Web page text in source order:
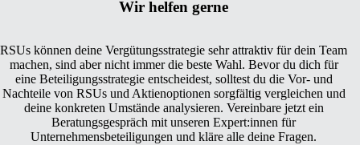
Wir helfen gerne
RSUs können deine Vergütungsstrategie sehr attraktiv für dein Team
machen, sind aber nicht immer die beste Wahl. Bevor du dich für
eine Beteiligungsstrategie entscheidest, solltest du die Vor- und
Nachteile von RSUs und Aktienoptionen sorgfältig vergleichen und
deine konkreten Umstände analysieren. Vereinbare jetzt ein
Beratungsgespräch mit unseren Expert:innen für
Unternehmensbeteiligungen und kläre alle deine Fragen.